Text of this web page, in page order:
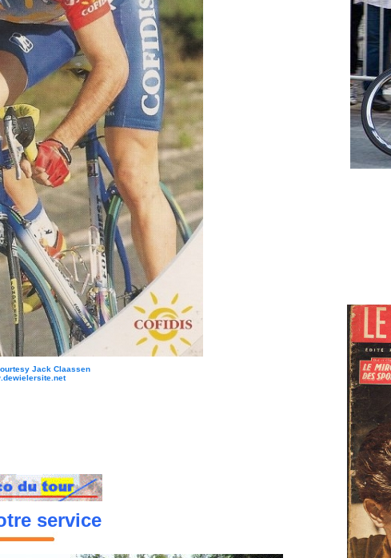
Jack Claassen
service